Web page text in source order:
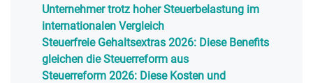
Unternehmer trotz hoher Steuerbelastung im
internationalen Vergleich
Steuerfreie Gehaltsextras 2026: Diese Benefits
gleichen die Steuerreform aus
Steuerreform 2026: Diese Kosten und